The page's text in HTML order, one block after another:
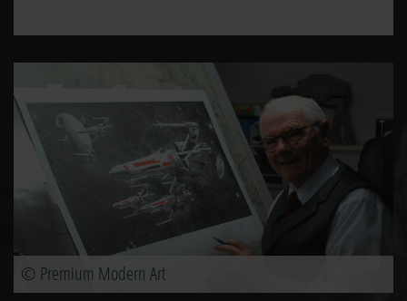
© Premium Modern Art